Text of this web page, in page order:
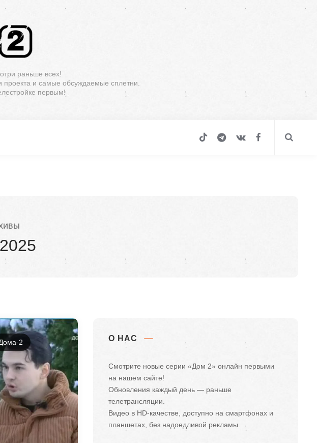
раньше всех!
и самые обсуждаемые сплетни.
первым!
2 О НАС
Смотрите новые серии «Дом 2» онлайн первыми
на нашем сайте!
Обновления каждый день — раньше
телетрансляции.
Видео в HD-качестве, доступно на смартфонах и
планшетах, без надоедливой рекламы.